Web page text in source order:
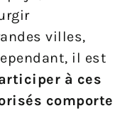
villes,
il est
à ces
comporte